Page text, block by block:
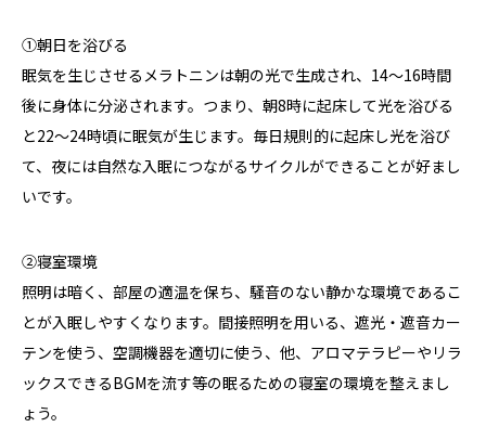
①朝日を浴びる
眠気を生じさせるメラトニンは朝の光で生成され、 14～16時間
後に身体に分泌されます。つまり、朝8時に起床して光を浴びる
と22～24時頃に眠気が生じます。毎日規則的に起床し光を浴び
て、夜には自然な入眠につながるサイクルができることが好まし
いです。
②寝室環境
照明は暗く、部屋の適温を保ち、騒音のない静かな環境であるこ
とが入眠しやすくなります。間接照明を用いる、遮光・遮音カー
テンを使う、空調機器を適切に使う、他、アロマテラピーやリラ
ックスできるBGMを流す等の眠るための寝室の環境を整えまし
ょう。